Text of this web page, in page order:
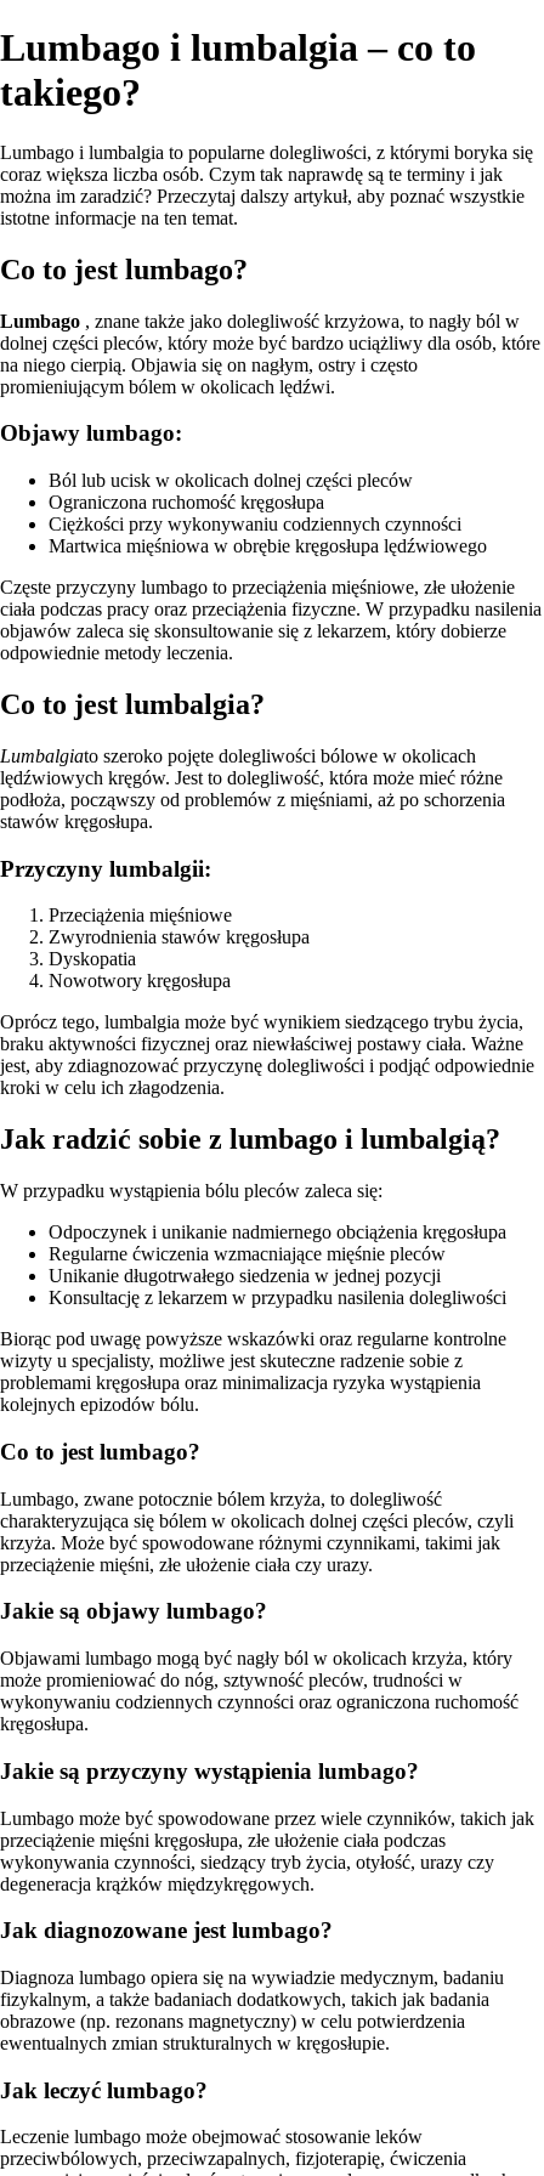
Lumbago i lumbalgia – co to
takiego?
Lumbago i lumbalgia to popularne dolegliwości, z którymi boryka się
coraz większa liczba osób. Czym tak naprawdę są te terminy i jak
można im zaradzić? Przeczytaj dalszy artykuł, aby poznać wszystkie
istotne informacje na ten temat.
Co to jest lumbago?
Lumbago , znane także jako dolegliwość krzyżowa, to nagły ból w
dolnej części pleców, który może być bardzo uciążliwy dla osób, które
na niego cierpią. Objawia się on nagłym, ostry i często
promieniującym bólem w okolicach lędźwi.
Objawy lumbago:
Ból lub ucisk w okolicach dolnej części pleców
Ograniczona ruchomość kręgosłupa
Ciężkości przy wykonywaniu codziennych czynności
Martwica mięśniowa w obrębie kręgosłupa lędźwiowego
Częste przyczyny lumbago to przeciążenia mięśniowe, złe ułożenie
ciała podczas pracy oraz przeciążenia fizyczne. W przypadku nasilenia
objawów zaleca się skonsultowanie się z lekarzem, który dobierze
odpowiednie metody leczenia.
Co to jest lumbalgia?
Lumbalgiato szeroko pojęte dolegliwości bólowe w okolicach
lędźwiowych kręgów. Jest to dolegliwość, która może mieć różne
podłoża, począwszy od problemów z mięśniami, aż po schorzenia
stawów kręgosłupa.
Przyczyny lumbalgii:
Przeciążenia mięśniowe
Zwyrodnienia stawów kręgosłupa
Dyskopatia
Nowotwory kręgosłupa
Oprócz tego, lumbalgia może być wynikiem siedzącego trybu życia,
braku aktywności fizycznej oraz niewłaściwej postawy ciała. Ważne
jest, aby zdiagnozować przyczynę dolegliwości i podjąć odpowiednie
kroki w celu ich złagodzenia.
Jak radzić sobie z lumbago i lumbalgią?
W przypadku wystąpienia bólu pleców zaleca się:
Odpoczynek i unikanie nadmiernego obciążenia kręgosłupa
Regularne ćwiczenia wzmacniające mięśnie pleców
Unikanie długotrwałego siedzenia w jednej pozycji
Konsultację z lekarzem w przypadku nasilenia dolegliwości
Biorąc pod uwagę powyższe wskazówki oraz regularne kontrolne
wizyty u specjalisty, możliwe jest skuteczne radzenie sobie z
problemami kręgosłupa oraz minimalizacja ryzyka wystąpienia
kolejnych epizodów bólu.
Co to jest lumbago?
Lumbago, zwane potocznie bólem krzyża, to dolegliwość
charakteryzująca się bólem w okolicach dolnej części pleców, czyli
krzyża. Może być spowodowane różnymi czynnikami, takimi jak
przeciążenie mięśni, złe ułożenie ciała czy urazy.
Jakie są objawy lumbago?
Objawami lumbago mogą być nagły ból w okolicach krzyża, który
może promieniować do nóg, sztywność pleców, trudności w
wykonywaniu codziennych czynności oraz ograniczona ruchomość
kręgosłupa.
Jakie są przyczyny wystąpienia lumbago?
Lumbago może być spowodowane przez wiele czynników, takich jak
przeciążenie mięśni kręgosłupa, złe ułożenie ciała podczas
wykonywania czynności, siedzący tryb życia, otyłość, urazy czy
degeneracja krążków międzykręgowych.
Jak diagnozowane jest lumbago?
Diagnoza lumbago opiera się na wywiadzie medycznym, badaniu
fizykalnym, a także badaniach dodatkowych, takich jak badania
obrazowe (np. rezonans magnetyczny) w celu potwierdzenia
ewentualnych zmian strukturalnych w kręgosłupie.
Jak leczyć lumbago?
Leczenie lumbago może obejmować stosowanie leków
przeciwbólowych, przeciwzapalnych, fizjoterapię, ćwiczenia